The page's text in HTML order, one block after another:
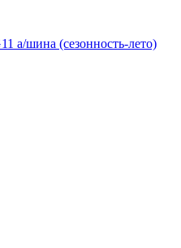
а/шина (сезонность-лето)